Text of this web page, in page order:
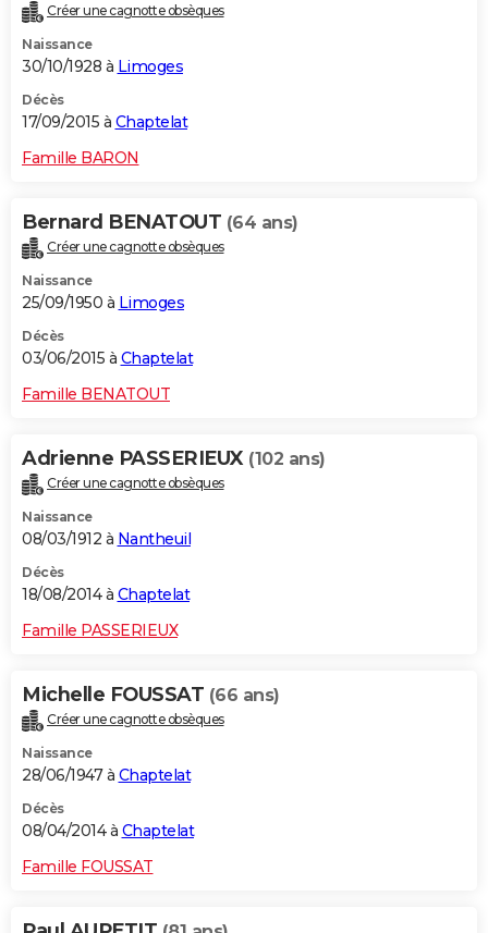
Créer une cagnotte obsèques
Naissance
30/10/1928 à Limoges
Décès
17/09/2015 à Chaptelat
Famille BARON
Bernard BENATOUT (64 ans)
Créer une cagnotte obsèques
Naissance
25/09/1950 à Limoges
Décès
03/06/2015 à Chaptelat
Famille BENATOUT
Adrienne PASSERIEUX (102 ans)
Créer une cagnotte obsèques
Naissance
08/03/1912 à Nantheuil
Décès
18/08/2014 à Chaptelat
Famille PASSERIEUX
Michelle FOUSSAT (66 ans)
Créer une cagnotte obsèques
Naissance
28/06/1947 à Chaptelat
Décès
08/04/2014 à Chaptelat
Famille FOUSSAT